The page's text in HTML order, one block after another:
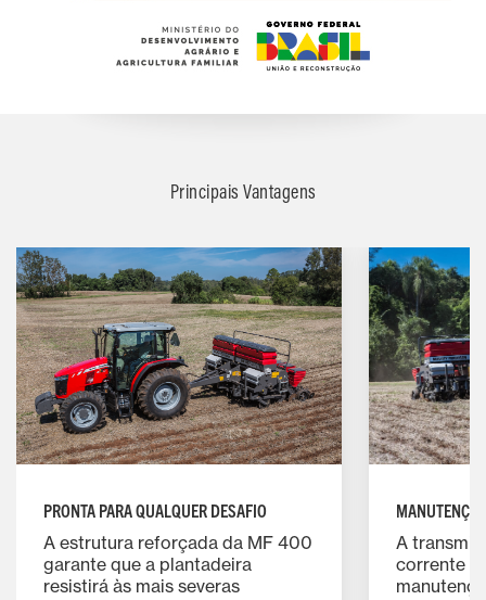
Principais Vantagens
PRONTA PARA QUALQUER DESAFIO
A estrutura reforçada da MF 400
garante que a plantadeira
resistirá às mais severas
A
corrente